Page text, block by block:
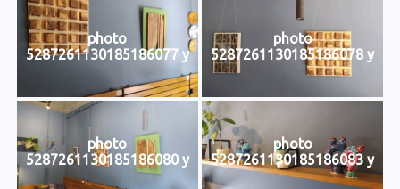
photo
5287261130185186077 y
photo
5287261130185186078 y
photo
5287261130185186080 y
photo
5287261130185186083 y